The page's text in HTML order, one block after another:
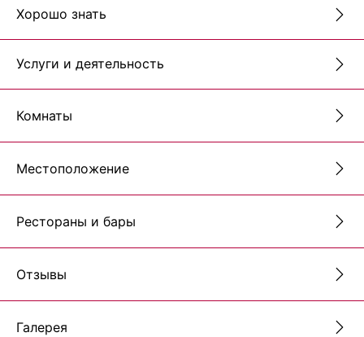
Хорошо знать
Услуги и деятельность
Комнаты
Местоположение
Рестораны и бары
Отзывы
Галерея